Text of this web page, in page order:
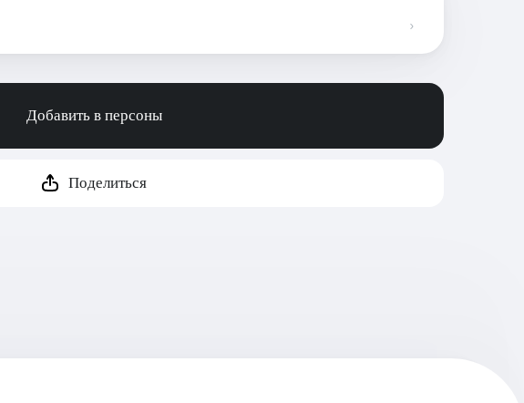
Добавить в персоны
Поделиться